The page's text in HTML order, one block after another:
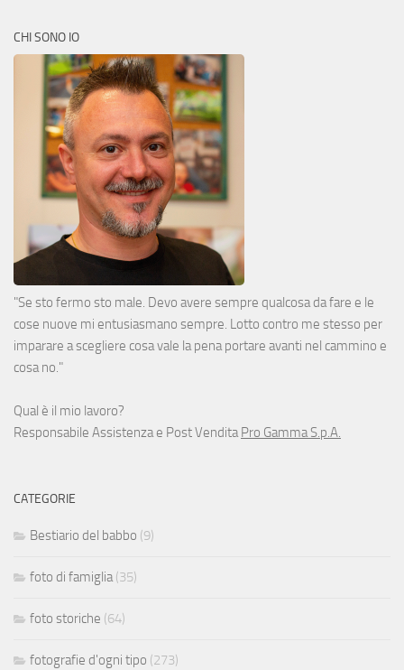
CHI SONO IO
"Se sto fermo sto male. Devo avere sempre qualcosa da fare e le
cose nuove mi entusiasmano sempre. Lotto contro me stesso per
imparare a scegliere cosa vale la pena portare avanti nel cammino e
cosa no."
Qual è il mio lavoro?
Responsabile Assistenza e Post VenditaPro Gamma S.p.A.
CATEGORIE
Bestiario del babbo (9)
foto di famiglia(35)
foto storiche (64)
fotografie d'ogni tipo (273)